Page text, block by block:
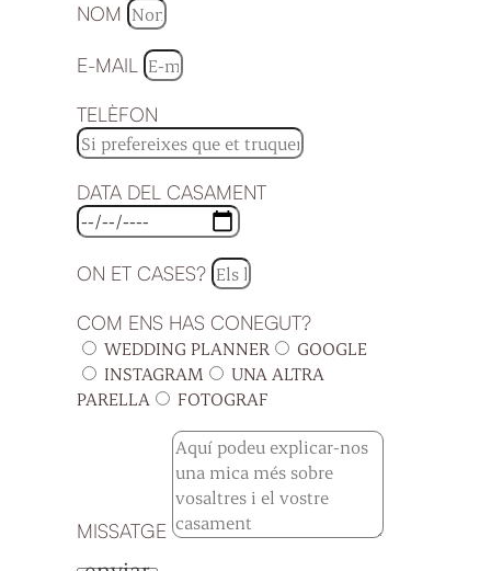
NOM
E-MAIL
TELÈFON
DATA DEL CASAMENT
ON ET CASES?
COM ENS HAS CONEGUT?
WEDDING PLANNER
GOOGLE
INSTAGRAM
UNA ALTRA
PARELLA
FOTOGRAF
MISSATGE